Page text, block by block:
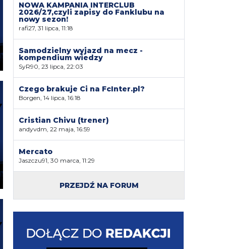
NOWA KAMPANIA INTERCLUB
2026/27,czyli zapisy do Fanklubu na
nowy sezon!
rafi27, 31 lipca, 11:18
Samodzielny wyjazd na mecz -
kompendium wiedzy
SyR90, 23 lipca, 22:03
Czego brakuje Ci na FcInter.pl?
Borgen, 14 lipca, 16:18
Cristian Chivu (trener)
andyvdm, 22 maja, 16:59
Mercato
Jaszczu91, 30 marca, 11:29
PRZEJDŹ NA FORUM